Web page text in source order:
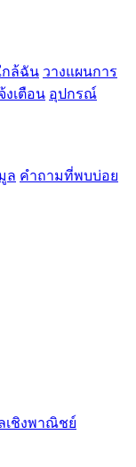
กล้ฉัน วางแผนการ
งเตือน อุปกรณ์
ล คำถามที่พบบ่อย
เชิงพาณิชย์